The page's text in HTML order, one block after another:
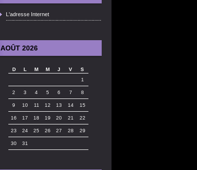
L'adresse Internet
AOÛT 2026
D L M M J V
S
1
2 3 4 5 6 7 8
9 10 11 12 13 14 15
16 17 18 19 20 21 22
23 24 25 26 27 28 29
30 31